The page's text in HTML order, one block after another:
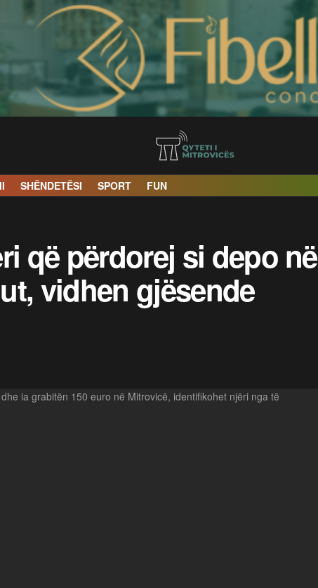
SHËNDETËSI SPORT FUN
që përdorej si depo në
vidhen gjësende